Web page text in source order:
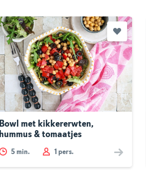
Bowl met kikkererwten,
hummus & tomaatjes
5 min. 1 pers.